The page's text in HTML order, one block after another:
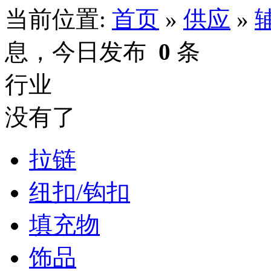
当前位置: 首页 » 供应 »
息，今日发布 0 条
行业
没有了
拉链
纽扣/钩扣
填充物
饰品